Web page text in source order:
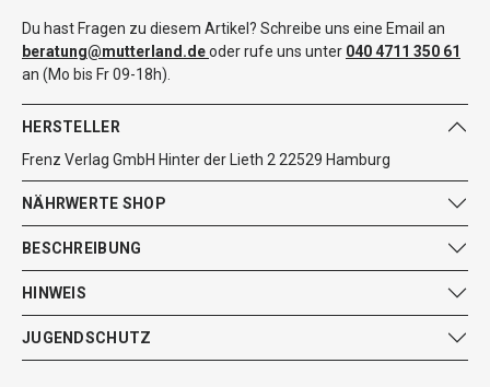
Du hast Fragen zu diesem Artikel? Schreibe uns eine Email an
beratung@mutterland.deoder rufe uns unter 040 4711 350 61
an (Mo bis Fr 09-18h).
HERSTELLER
Frenz Verlag GmbH Hinter der Lieth 2 22529 Hamburg
NÄHRWERTE SHOP
BESCHREIBUNG
HINWEIS
JUGENDSCHUTZ